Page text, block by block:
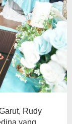
Rudy
yang